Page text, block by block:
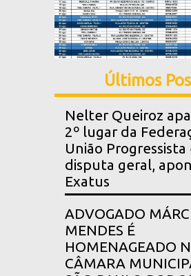
Últimos
Nelter Queiroz
2º lugar da
União Progressista
disputa geral,
Exatus
ADVOGADO
MENDES É
HOMENAGEADO
CÂMARA